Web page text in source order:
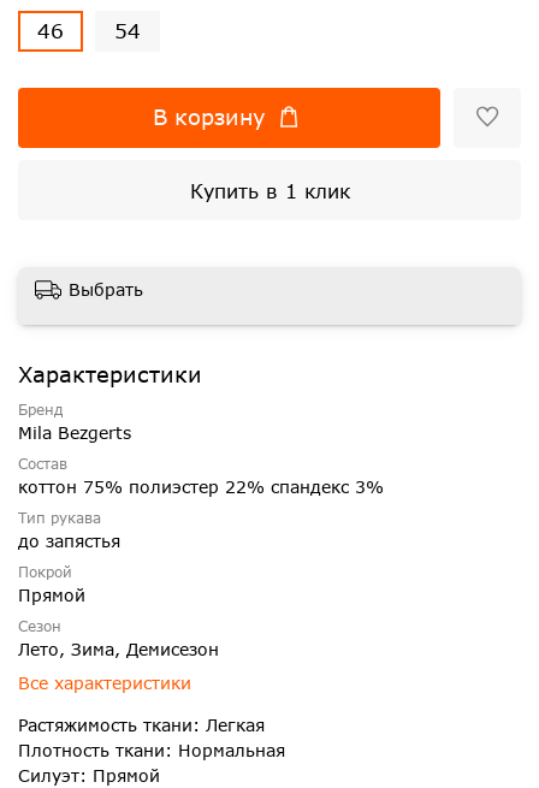
46 54
В корзину
Купить в 1 клик
Выбрать
Характеристики
Бренд
Mila Bezgerts
Состав
коттон 75% полиэстер 22% спандекс 3%
Тип рукава
до запястья
Покрой
Прямой
Сезон
Лето, Зима, Демисезон
Все характеристики
Растяжимость ткани: Легкая
Плотность ткани: Нормальная
Силуэт: Прямой